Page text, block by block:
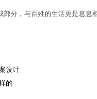
分，与百姓的生活更是息息
设计
的